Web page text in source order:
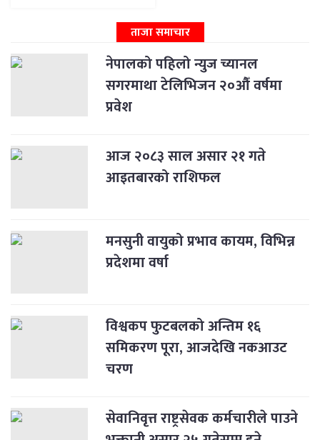
ताजा समाचार
नेपालको पहिलो न्युज च्यानल
सगरमाथा टेलिभिजन २०औँ वर्षमा
प्रवेश
आज २०८३ साल असार २१ गते
आइतबारको राशिफल
मनसुनी वायुको प्रभाव कायम, विभिन्न
प्रदेशमा वर्षा
विश्वकप फुटबलको अन्तिम १६
समिकरण पूरा, आजदेखि नकआउट
चरण
सेवानिवृत्त राष्ट्रसेवक कर्मचारीले पाउने